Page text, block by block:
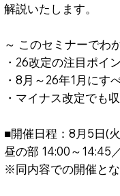
解説いたします。
～ このセミナーでわ
・26改定の注目ポイ
・8月～26年1月にす
・マイナス改定でも
■開催日程：8月5日(
昼の部 14:00～14:45
※同内容での開催と